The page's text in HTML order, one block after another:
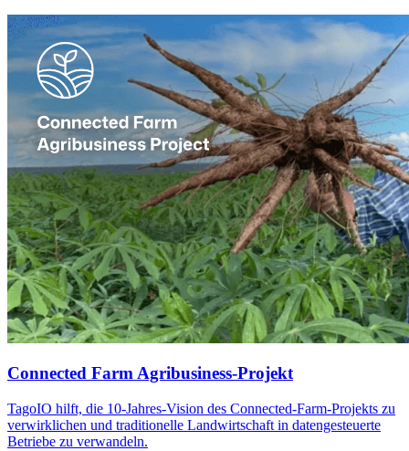
Connected Farm Agribusiness-Projekt
TagoIO hilft, die 10-Jahres-Vision des Connected-Farm-Projekts zu
verwirklichen und traditionelle Landwirtschaft in datengesteuerte
Betriebe zu verwandeln.